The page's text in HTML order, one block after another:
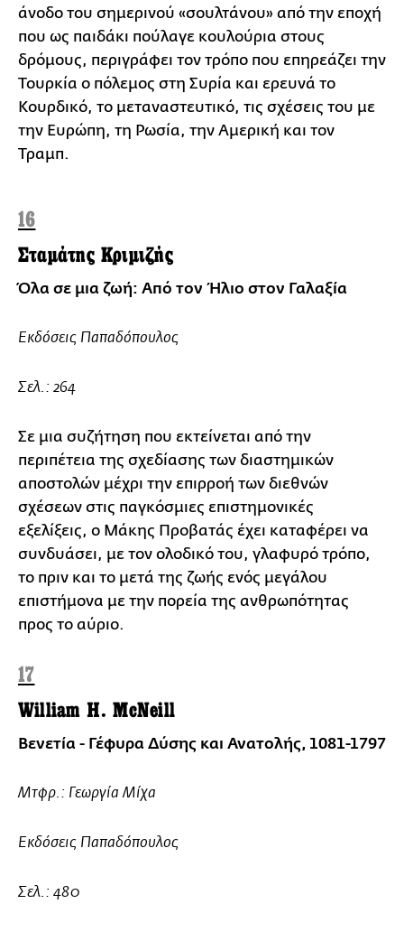
άνοδο του σημερινού «σουλτάνου» από την εποχή
που ως παιδάκι πούλαγε κουλούρια στους
δρόμους, περιγράφει τον τρόπο που επηρεάζει την
Τουρκία ο πόλεμος στη Συρία και ερευνά το
Κουρδικό, το μεταναστευτικό, τις σχέσεις του με
την Ευρώπη, τη Ρωσία, την Αμερική και τον
Τραμπ.
16
Σταμάτης Κριμιζής
Όλα σε μια ζωή: Από τον Ήλιο στον Γαλαξία
Εκδόσεις Παπαδόπουλος
Σελ.: 264
Σε μια συζήτηση που εκτείνεται από την
περιπέτεια της σχεδίασης των διαστημικών
αποστολών μέχρι την επιρροή των διεθνών
σχέσεων στις παγκόσμιες επιστημονικές
εξελίξεις, ο Μάκης Προβατάς έχει καταφέρει να
συνδυάσει, με τον ολοδικό του, γλαφυρό τρόπο,
το πριν και το μετά της ζωής ενός μεγάλου
επιστήμονα με την πορεία της ανθρωπότητας
προς το αύριο.
17
William H. McNeill
Βενετία - Γέφυρα Δύσης και Ανατολής, 1081-1797
Μτφρ.: Γεωργία Μίχα
Εκδόσεις Παπαδόπουλος
Σελ.: 480